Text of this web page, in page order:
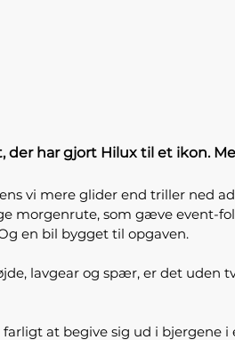
der har gjort Hilux til et ikon.
vi mere glider end triller ned
morgenrute, som gæve event-
en bil bygget til opgaven.
lavgear og spær, er det uden
at begive sig ud i bjergene i